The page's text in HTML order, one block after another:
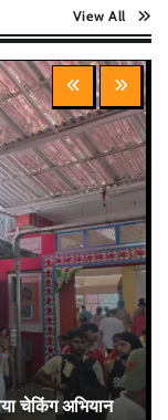
View All
चेकिंग अभियान